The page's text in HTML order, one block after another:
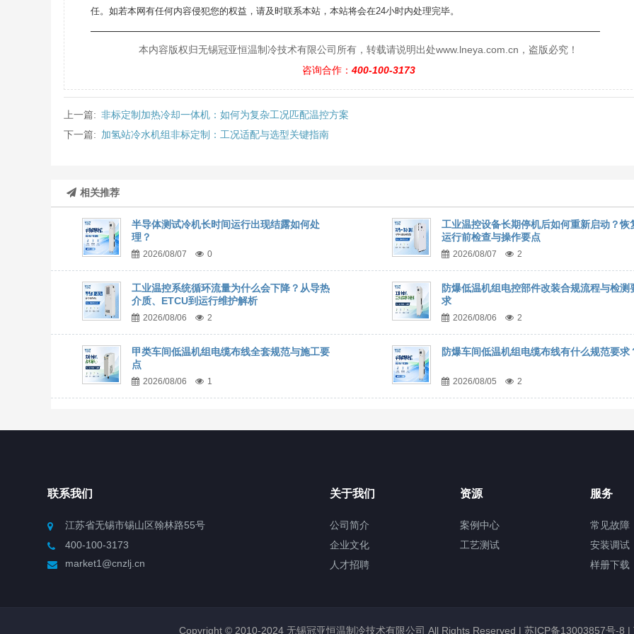
任。如若本网有任何内容侵犯您的权益，请及时联系本站，本站将会在24小时内处理完毕。
—————————————————————————————————————————————
本内容版权归无锡冠亚恒温制冷技术有限公司所有，转载请说明出处www.lneya.com.cn，盗版必究！
咨询合作： 400-100-3173
上一篇: 非标定制加热冷却一体机：如何为复杂工况匹配温控方案
下一篇: 加氢站冷水机组非标定制：工况适配与选型关键指南
相关推荐
半导体测试冷机长时间运行出现结露如何处
理？
2026/08/07 0
工业温控设备长期停机后如何重新启动？恢
运行前检查与操作要点
2026/08/07 2
工业温控系统循环流量为什么会下降？从导热
介质、ETCU到运行维护解析
2026/08/06 2
防爆低温机组电控部件改装合规流程与检测
求
2026/08/06 2
甲类车间低温机组电缆布线全套规范与施工要
点
2026/08/06 1
防爆车间低温机组电缆布线有什么规范要求
2026/08/05 2
联系我们
江苏省无锡市锡山区翰林路55号
400-100-3173
market1@cnzlj.cn
关于我们
公司简介
企业文化
人才招聘
资源
案例中心
工艺测试
服务
常见故障
安装调试
样册下载
Copyright © 2010-2024 无锡冠亚恒温制冷技术有限公司 All Rights Reserved | 苏ICP备13003857号-8 |